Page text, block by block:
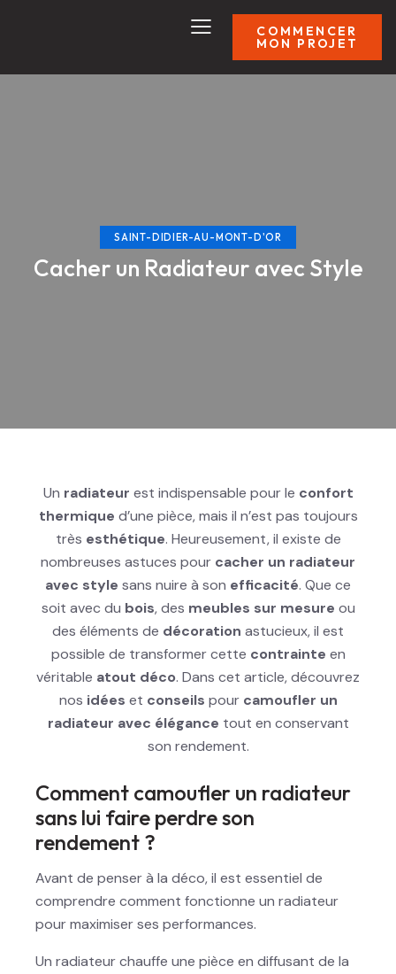
COMMENCER
MON PROJET
SAINT-DIDIER-AU-MONT-D'OR
Cacher un Radiateur avec Style
Un radiateur est indispensable pour le confort
thermique d’une pièce, mais il n’est pas toujours
très esthétique. Heureusement, il existe de
nombreuses astuces pour cacher un radiateur
avec style sans nuire à son efficacité. Que ce
soit avec du bois, des meubles sur mesure ou
des éléments de décoration astucieux, il est
possible de transformer cette contrainte en
véritable atout déco. Dans cet article, découvrez
nos idées et conseils pour camoufler un
radiateur avec élégance tout en conservant
son rendement.
Comment camoufler un radiateur
sans lui faire perdre son
rendement ?
Avant de penser à la déco, il est essentiel de
comprendre comment fonctionne un radiateur
pour maximiser ses performances.
Un radiateur chauffe une pièce en diffusant de la